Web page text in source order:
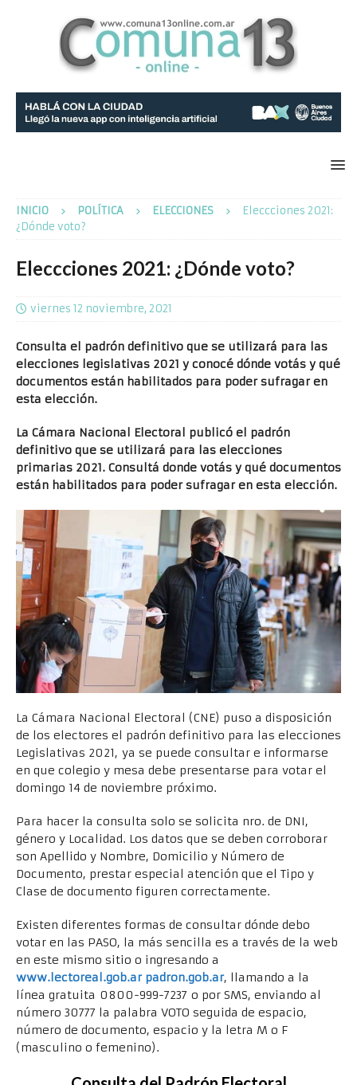
INICIO POLÍTICA ELECCIONES
Eleccciones 2021:
¿Dónde voto?
Eleccciones 2021: ¿Dónde voto?
viernes 12 noviembre, 2021
Consulta el padrón definitivo que se utilizará para las
elecciones legislativas 2021 y conocé dónde votás y qué
documentos están habilitados para poder sufragar en
esta elección.
La Cámara Nacional Electoral publicó el padrón
definitivo que se utilizará para las elecciones
primarias 2021. Consultá donde votás y qué documentos
están habilitados para poder sufragar en esta elección.
La Cámara Nacional Electoral (CNE) puso a disposición
de los electores el padrón definitivo para las elecciones
Legislativas 2021, ya se puede consultar e informarse
en que colegio y mesa debe presentarse para votar el
domingo 14 de noviembre próximo.
Para hacer la consulta solo se solicita nro. de DNI,
género y Localidad. Los datos que se deben corroborar
son Apellido y Nombre, Domicilio y Número de
Documento, prestar especial atención que el Tipo y
Clase de documento figuren correctamente.
Existen diferentes formas de consultar dónde debo
votar en las PASO, la más sencilla es a través de la web
en este mismo sitio o ingresando a
www.lectoreal.gob.ar padron.gob.ar, llamando a la
línea gratuita 0800-999-7237 o por SMS, enviando al
número 30777 la palabra VOTO seguida de espacio,
número de documento, espacio y la letra M o F
(masculino o femenino).